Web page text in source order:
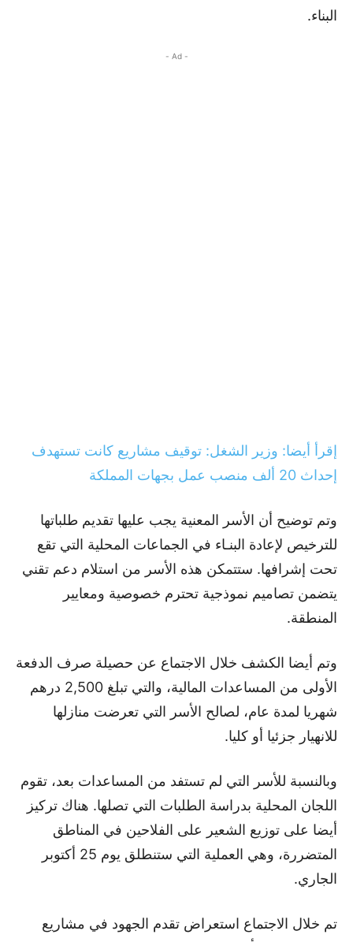
البناء.
- Ad -
إقرأ أيضا: وزير الشغل: توقيف مشاريع كانت تستهدف
إحداث 20 ألف منصب عمل بجهات المملكة
وتم توضيح أن الأسر المعنية يجب عليها تقديم طلباتها
للترخيص لإعادة البنـاء في الجماعات المحلية التي تقع
تحت إشرافها. ستتمكن هذه الأسر من استلام دعم تقني
يتضمن تصاميم نموذجية تحترم خصوصية ومعايير
المنطقة.
وتم أيضا الكشف خلال الاجتماع عن حصيلة صرف الدفعة
الأولى من المساعدات المالية، والتي تبلغ 2,500 درهم
شهريا لمدة عام، لصالح الأسر التي تعرضت منازلها
للانهيار جزئيا أو كليا.
وبالنسبة للأسر التي لم تستفد من المساعدات بعد، تقوم
اللجان المحلية بدراسة الطلبات التي تصلها. هناك تركيز
أيضا على توزيع الشعير على الفلاحين في المناطق
المتضررة، وهي العملية التي ستنطلق يوم 25 أكتوبر
الجاري.
تم خلال الاجتماع استعراض تقدم الجهود في مشاريع